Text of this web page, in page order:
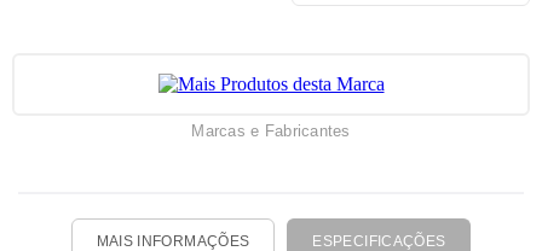
Marcas e Fabricantes
MAIS INFORMAÇÕES ESPECIFICAÇÕES